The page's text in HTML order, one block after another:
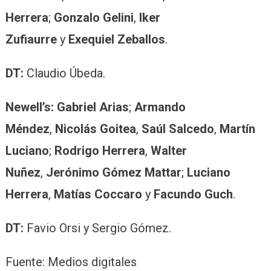
Herrera; Gonzalo Gelini, Iker
Zufiaurrey Exequiel Zeballos.
DT: Claudio Úbeda.
Newell’s: Gabriel Arias; Armando
Méndez, Nicolás Goitea, Saúl Salcedo, Martín
Luciano; Rodrigo Herrera, Walter
Nuñez, Jerónimo Gómez Mattar; Luciano
Herrera, Matías Coccaro y Facundo Guch.
DT: Favio Orsi y Sergio Gómez.
Fuente: Medios digitales